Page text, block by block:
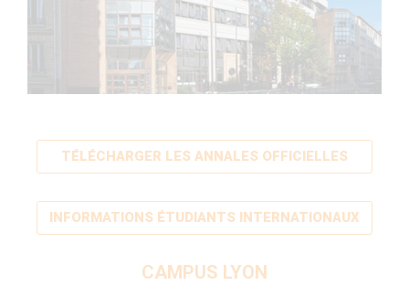
TÉLÉCHARGER LES ANNALES OFFICIELLES
INFORMATIONS ÉTUDIANTS INTERNATIONAUX
CAMPUS LYON